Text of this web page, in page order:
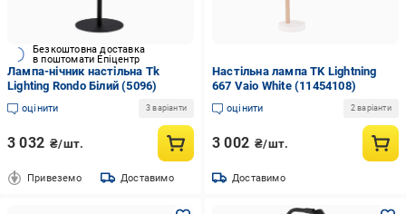
Безкоштовна доставка
в поштомати Епіцентр
Лампа-нічник настільна Tk
Lighting Rondo Білий (5096)
оцінити 3 варіанти
3 032 ₴/шт.
Привеземо Доставимо
Настільна лампа TK Lightning
667 Vaio White (11454108)
оцінити 2 варіанти
3 002 ₴/шт.
Доставимо